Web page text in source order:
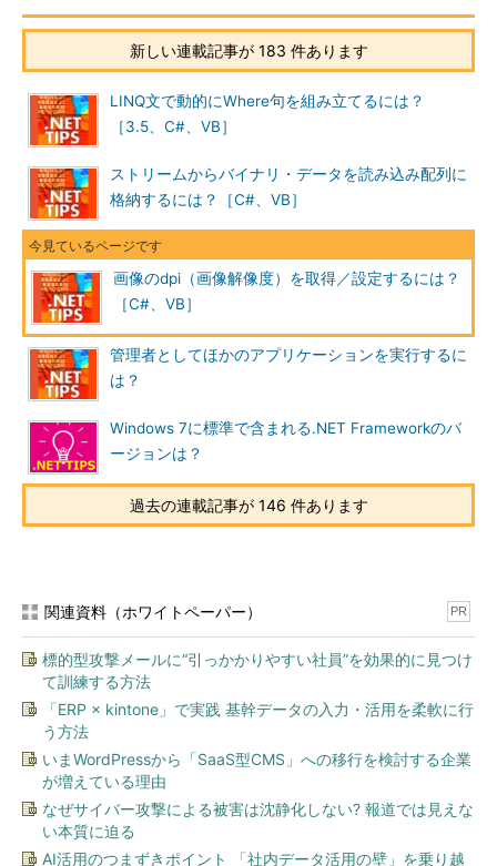
新しい連載記事が 183 件あります
LINQ文で動的にWhere句を組み立てるには？
［3.5、C#、VB］
ストリームからバイナリ・データを読み込み配列に
格納するには？［C#、VB］
画像のdpi（画像解像度）を取得／設定するには？
［C#、VB］
管理者としてほかのアプリケーションを実行するに
は？
Windows 7に標準で含まれる.NET Frameworkのバ
ージョンは？
過去の連載記事が 146 件あります
関連資料（ホワイトペーパー） PR
標的型攻撃メールに“引っかかりやすい社員”を効果的に見つけ
て訓練する方法
「ERP × kintone」で実践 基幹データの入力・活用を柔軟に行
う方法
いまWordPressから「SaaS型CMS」への移行を検討する企業
が増えている理由
なぜサイバー攻撃による被害は沈静化しない? 報道では見えな
い本質に迫る
AI活用のつまずきポイント 「社内データ活用の壁」を乗り越